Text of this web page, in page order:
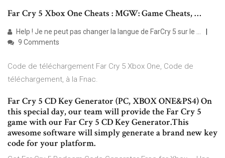
Far Cry 5 Xbox One Cheats : MGW: Game Cheats, …
Help ! Je ne peut pas changer la langue de FarCry 5 sur le ...
9 Comments
Code de téléchargement Far Cry 5 Xbox One, Code de
téléchargement, à la Fnac.
Far Cry 5 CD Key Generator (PC, XBOX ONE&PS4) On
this special day, our team will provide the Far Cry 5
game with our Far Cry 5 CD Key Generator.This
awesome software will simply generate a brand new key
code for your platform.